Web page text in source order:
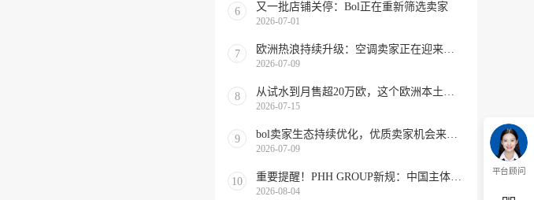
6 又一批店铺关停：Bol正在重新筛选卖家
2026-07-01
7 欧洲热浪持续升级：空调卖家正在迎来窗口期！
2026-07-09
8 从试水到月售超20万欧，这个欧洲本土平台被低估了
2026-07-15
9 bol卖家生态持续优化，优质卖家机会来啦！
2026-07-09
10 重要提醒！PHH GROUP新规：中国主体店铺暂停，回款详解！
2026-08-04
平台顾问